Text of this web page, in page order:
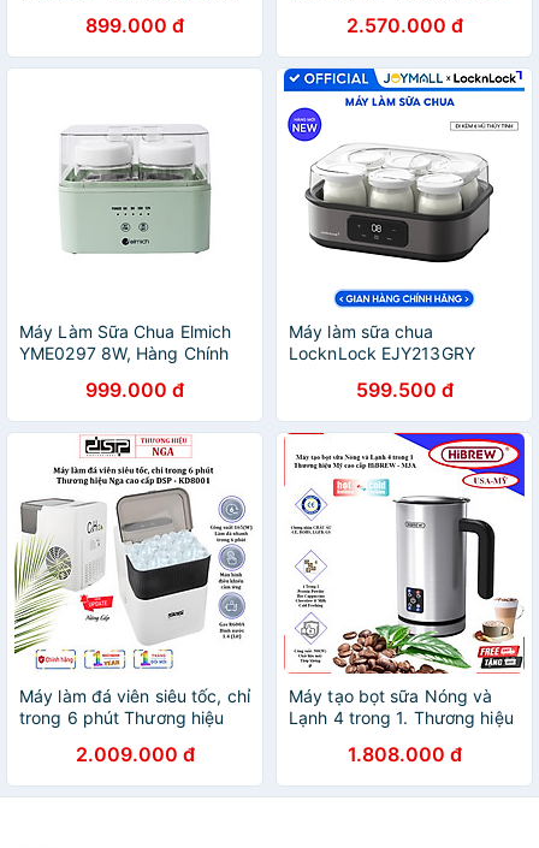
Thủy Tinh 200ml - JoyMall
899.000 đ
Hàng Chính Hãng
2.570.000 đ
Máy Làm Sữa Chua Elmich
YME0297 8W, Hàng Chính
Hũ Thủy Tinh 200ml -
JoyMall
999.000 đ
Máy làm sữa chua
LocknLock EJY213GRY
240V, 50/60Hz, 20W, 1.08L
- Màu xám - Hàng Chính
Hãng - JoyMall
599.500 đ
Máy làm đá viên siêu tốc, chỉ
trong 6 phút Thương hiệu
Công suất làm đá 90-165W,
sản lượng 12kg/24h, Dung
tích bình chứa 1,4 lit - HÀNG
2.009.000 đ
Máy tạo bọt sữa Nóng và
Lạnh 4 trong 1. Thương hiệu
Hàng chính hãng
1.808.000 đ